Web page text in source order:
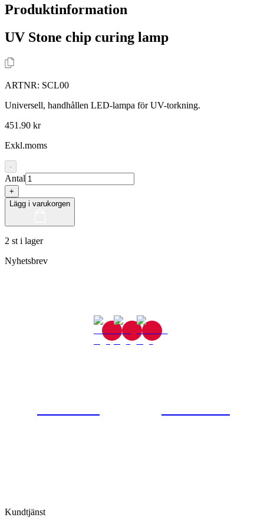
Produktinformation
UV Stone chip curing lamp
ARTNR: SCL00
Universell, handhållen LED-lampa för UV-torkning.
451.90 kr
Exkl.moms
-
Antal
+
Lägg i varukorgen
2 st i lager
Nyhetsbrev
Kundtjänst